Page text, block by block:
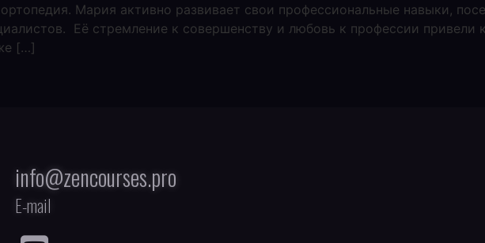
Мария активно развивает свои профессиональные навыки,
Её стремление к совершенству и любовь к профессии привели
[…]
info@zencourses.pro
E-mail